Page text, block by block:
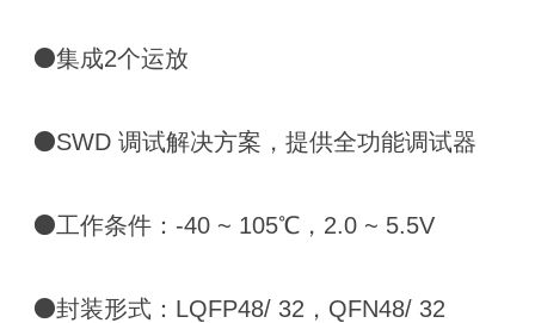
⚫集成2个运放
⚫SWD 调试解决方案，提供全功能调试器
⚫工作条件：-40 ~ 105℃，2.0 ~ 5.5V
⚫封装形式：LQFP48/ 32，QFN48/ 32